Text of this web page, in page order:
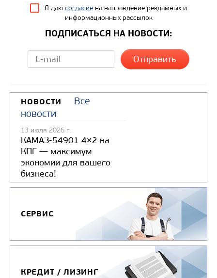
Вместимость кузова, м3
Узнать цену
Я даю согласие на направление рекламных и
информационных рассылок
ПОДПИСАТЬСЯ НА НОВОСТИ:
НОВОСТИ
Все
новости
13 июля 2026 г.
КАМАЗ-54901 4×2 на
КПГ — максимум
экономии для вашего
бизнеса!
СЕРВИС
КРЕДИТ / ЛИЗИНГ